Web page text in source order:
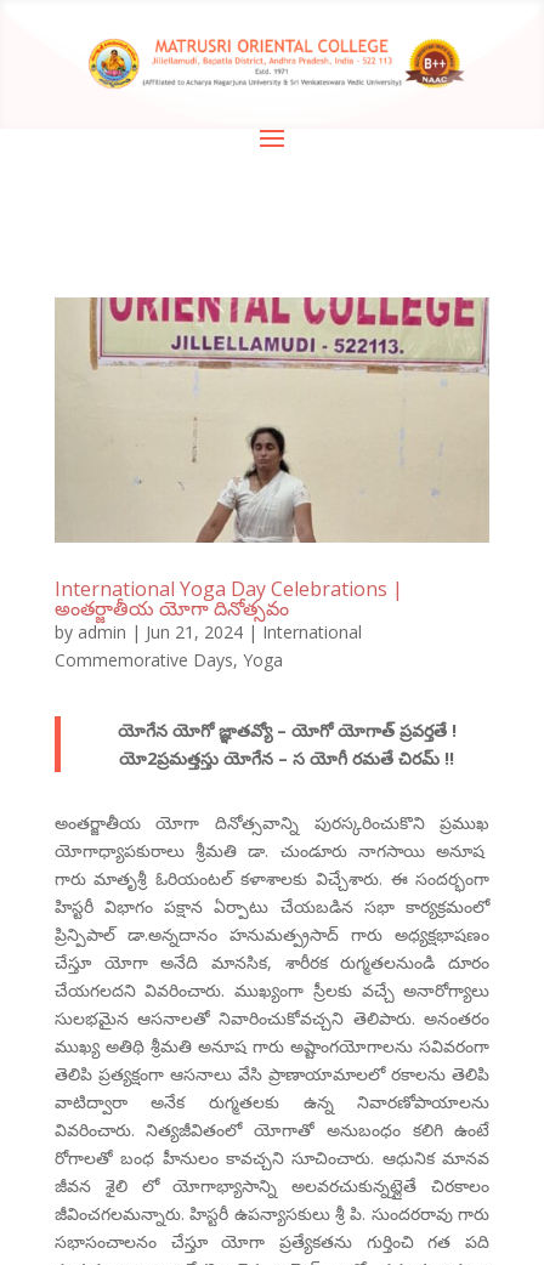
International Yoga Day Celebrations |
అంతర్జాతీయ యోగా దినోత్సవం
by admin | Jun 21, 2024| International
Commemorative Days, Yoga
యోగేన యోగో జ్ఞాతవ్యో – యోగో యోగాత్ ప్రవర్తతే !
యో2ప్రమత్తస్తు యోగేన – స యోగీ రమతే చిరమ్ !!
అంతర్జాతీయ యోగా దినోత్సవాన్ని పురస్కరించుకొని ప్రముఖ
యోగాధ్యాపకురాలు శ్రీమతి డా. చుండూరు నాగసాయి అనూష
గారు మాతృశ్రీ ఓరియంటల్ కళాశాలకు విచ్చేశారు. ఈ సందర్భంగా
హిస్టరీ విభాగం పక్షాన ఏర్పాటు చేయబడిన సభా కార్యక్రమంలో
ప్రిన్పిపాల్ డా.అన్నదానం హనుమత్ప్రసాద్ గారు అధ్యక్షభాషణం
చేస్తూ యోగా అనేది మానసిక, శారీరక రుగ్మతలనుండి దూరం
చేయగలదని వివరించారు. ముఖ్యంగా స్రీలకు వచ్చే అనారోగ్యాలు
సులభమైన ఆసనాలతో నివారించుకోవచ్చని తెలిపారు. అనంతరం
ముఖ్య అతిథి శ్రీమతి అనూష గారు అష్టాంగయోగాలను సవివరంగా
తెలిపి ప్రత్యక్షంగా ఆసనాలు వేసి ప్రాణాయామాలలో రకాలను తెలిపి
వాటిద్వారా అనేక రుగ్మతలకు ఉన్న నివారణోపాయాలను
వివరించారు. నిత్యజీవితంలో యోగాతో అనుబంధం కలిగి ఉంటే
రోగాలతో బంధ హీనులం కావచ్చని సూచించారు. ఆధునిక మానవ
జీవన శైలి లో యోగాభ్యాసాన్ని అలవరచుకున్నట్లైతే చిరకాలం
జీవించగలమన్నారు. హిస్టరీ ఉపన్యాసకులు శ్రీ పి. సుందరరావు గారు
సభాసంచాలనం చేస్తూ యోగా ప్రత్యేకతను గుర్తించి గత పది